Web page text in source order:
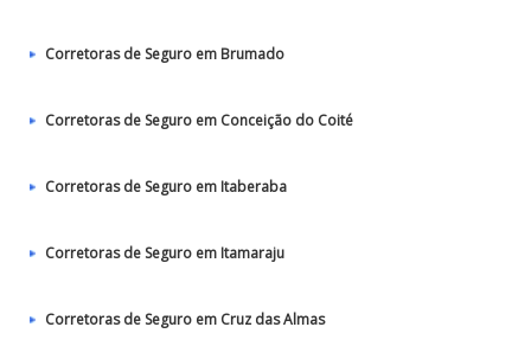
Corretoras de Seguro em Brumado
Corretoras de Seguro em Conceição do Coité
Corretoras de Seguro em Itaberaba
Corretoras de Seguro em Itamaraju
Corretoras de Seguro em Cruz das Almas